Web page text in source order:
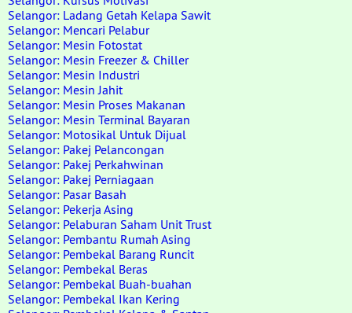
Selangor: Ladang Getah Kelapa Sawit
Selangor: Mencari Pelabur
Selangor: Mesin Fotostat
Selangor: Mesin Freezer & Chiller
Selangor: Mesin Industri
Selangor: Mesin Jahit
Selangor: Mesin Proses Makanan
Selangor: Mesin Terminal Bayaran
Selangor: Motosikal Untuk Dijual
Selangor: Pakej Pelancongan
Selangor: Pakej Perkahwinan
Selangor: Pakej Perniagaan
Selangor: Pasar Basah
Selangor: Pekerja Asing
Selangor: Pelaburan Saham Unit Trust
Selangor: Pembantu Rumah Asing
Selangor: Pembekal Barang Runcit
Selangor: Pembekal Beras
Selangor: Pembekal Buah-buahan
Selangor: Pembekal Ikan Kering